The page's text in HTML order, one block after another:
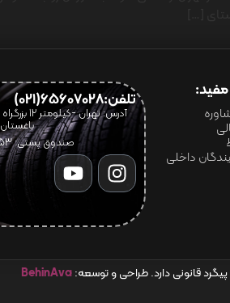
داخلی
تلفن:65607028(021)
باغستان
صندوق پستی: 1753-13185
قانونی دارد. طراحی و توسعه:BehinAva